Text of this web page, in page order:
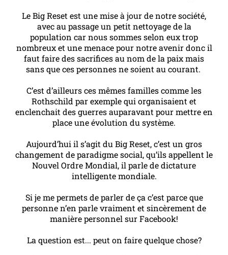
Le Big Reset est une mise à jour de notre société,
avec au passage un petit nettoyage de la
population car nous sommes selon eux trop
nombreux et une menace pour notre avenir donc il
faut faire des sacrifices au nom de la paix mais
sans que ces personnes ne soient au courant.
C’est d’ailleurs ces mêmes familles comme les
Rothschild par exemple qui organisaient et
enclenchait des guerres auparavant pour mettre en
place une évolution du système.
Aujourd’hui il s’agit du Big Reset, c’est un gros
changement de paradigme social, qu’ils appellent le
Nouvel Ordre Mondial, il parle de dictature
intelligente mondiale.
Si je me permets de parler de ça c’est parce que
personne n’en parle vraiment et sincèrement de
manière personnel sur Facebook!
La question est... peut on faire quelque chose?